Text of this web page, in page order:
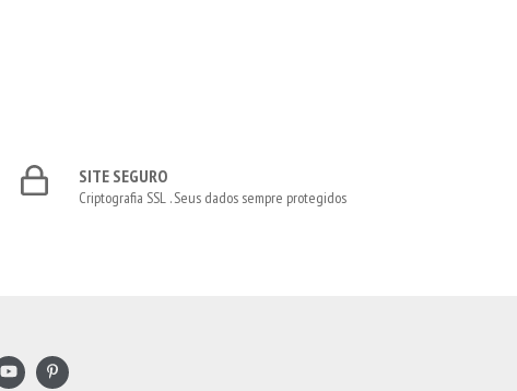
SITE SEGURO
Criptografia SSL . Seus dados sempre protegidos